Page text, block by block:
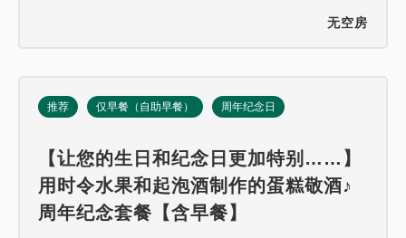
无空房
推荐 仅早餐（自助早餐） 周年纪念日
【让您的生日和纪念日更加特别……】
用时令水果和起泡酒制作的蛋糕敬酒♪
周年纪念套餐【含早餐】